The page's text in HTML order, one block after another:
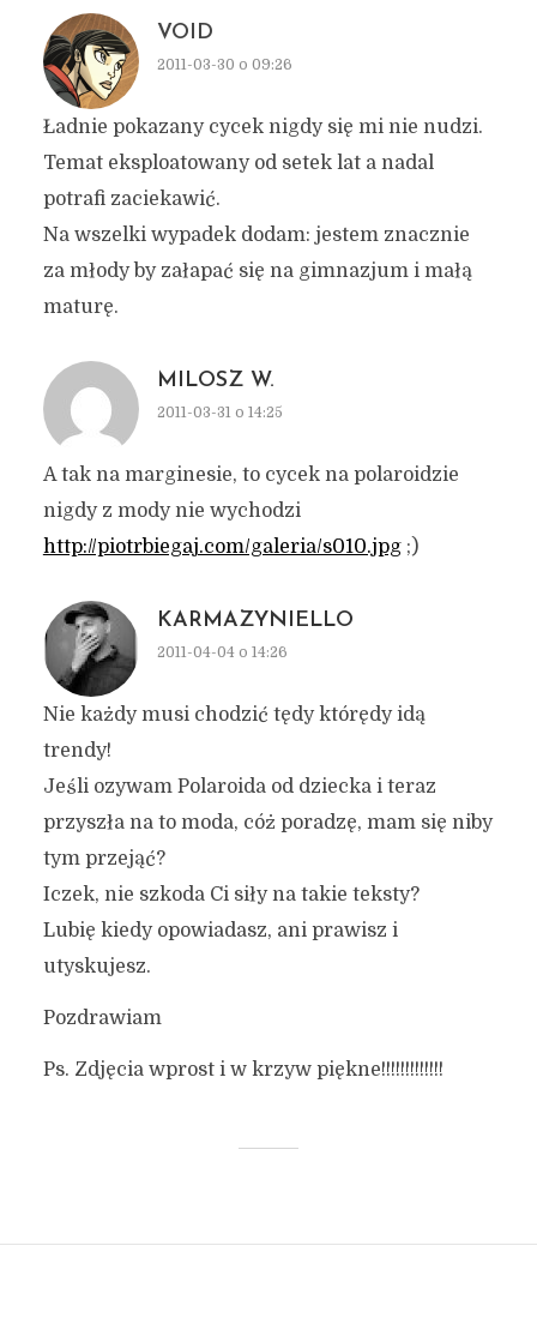
VOID
2011-03-30 o 09:26
Ładnie pokazany cycek nigdy się mi nie nudzi.
Temat eksploatowany od setek lat a nadal
potrafi zaciekawić.
Na wszelki wypadek dodam: jestem znacznie
za młody by załapać się na gimnazjum i małą
maturę.
MILOSZ W.
2011-03-31 o 14:25
A tak na marginesie, to cycek na polaroidzie
nigdy z mody nie wychodzi
http://piotrbiegaj.com/galeria/s010.jpg;)
KARMAZYNIELLO
2011-04-04 o 14:26
Nie każdy musi chodzić tędy którędy idą
trendy!
Jeśli ozywam Polaroida od dziecka i teraz
przyszła na to moda, cóż poradzę, mam się niby
tym przejąć?
Iczek, nie szkoda Ci siły na takie teksty?
Lubię kiedy opowiadasz, ani prawisz i
utyskujesz.
Pozdrawiam
Ps. Zdjęcia wprost i w krzyw piękne!!!!!!!!!!!!!